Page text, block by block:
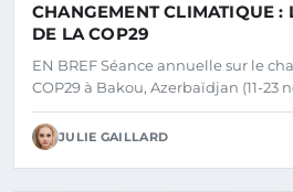
CHANGEMENT CLIMATIQUE :
DE LA COP29
EN BREF Séance annuelle sur le
COP29 à Bakou, Azerbaïdjan (11-23
JULIE GAILLARD